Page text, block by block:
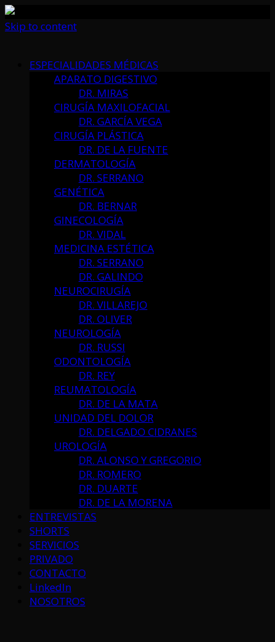
Skip to content
ESPECIALIDADES MÉDICAS
APARATO DIGESTIVO
DR. MIRAS
CIRUGÍA MAXILOFACIAL
DR. GARCÍA VEGA
CIRUGÍA PLÁSTICA
DR. DE LA FUENTE
DERMATOLOGÍA
DR. SERRANO
GENÉTICA
DR. BERNAR
GINECOLOGÍA
DR. VIDAL
MEDICINA ESTÉTICA
DR. SERRANO
DR. GALINDO
NEUROCIRUGÍA
DR. VILLAREJO
DR. OLIVER
NEUROLOGÍA
DR. RUSSI
ODONTOLOGÍA
DR. REY
REUMATOLOGÍA
DR. DE LA MATA
UNIDAD DEL DOLOR
DR. DELGADO CIDRANES
UROLOGÍA
DR. ALONSO Y GREGORIO
DR. ROMERO
DR. DUARTE
DR. DE LA MORENA
ENTREVISTAS
SHORTS
SERVICIOS
PRIVADO
CONTACTO
LinkedIn
NOSOTROS